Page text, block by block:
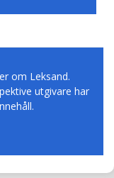
om Leksand.
utgivare har